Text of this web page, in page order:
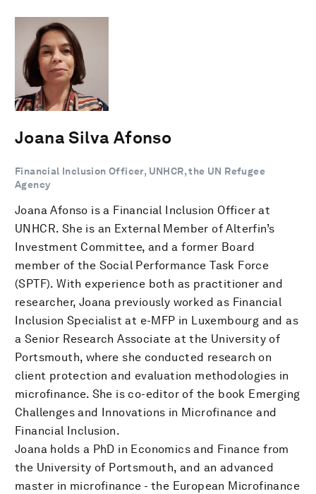
Joana Silva Afonso
Financial Inclusion Officer, UNHCR, the UN Refugee
Agency
Joana Afonso is a Financial Inclusion Officer at
UNHCR. She is an External Member of Alterfin’s
Investment Committee, and a former Board
member of the Social Performance Task Force
(SPTF). With experience both as practitioner and
researcher, Joana previously worked as Financial
Inclusion Specialist at e-MFP in Luxembourg and as
a Senior Research Associate at the University of
Portsmouth, where she conducted research on
client protection and evaluation methodologies in
microfinance. She is co-editor of the book Emerging
Challenges and Innovations in Microfinance and
Financial Inclusion.
Joana holds a PhD in Economics and Finance from
the University of Portsmouth, and an advanced
master in microfinance - the European Microfinance